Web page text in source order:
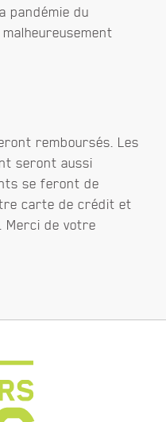
pandémie du
remboursés. Les
seront aussi
se feront de
carte de crédit et
Merci de votre